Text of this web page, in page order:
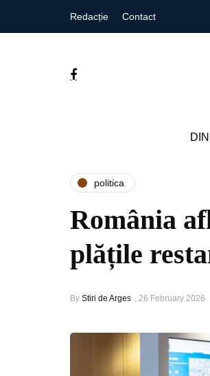
Redacție Contact
politica
România
plățile
By Stiri de Arges , 26 February 2026